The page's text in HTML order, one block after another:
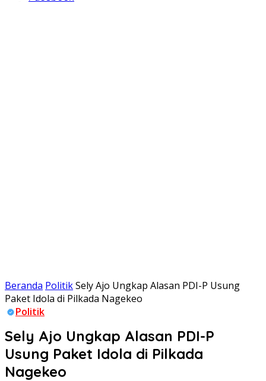
Beranda PolitikSely Ajo Ungkap Alasan PDI-P Usung
Paket Idola di Pilkada Nagekeo
Politik
Sely Ajo Ungkap Alasan PDI-P
Usung Paket Idola di Pilkada
Nagekeo